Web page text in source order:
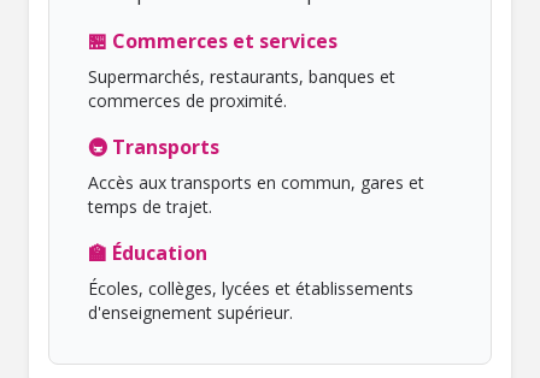
🏪 Commerces et services
Supermarchés, restaurants, banques et
commerces de proximité.
🚇 Transports
Accès aux transports en commun, gares et
temps de trajet.
🏫 Éducation
Écoles, collèges, lycées et établissements
d'enseignement supérieur.